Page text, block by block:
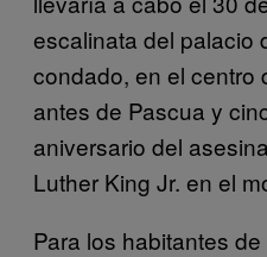
escalinata del palacio
condado, en el centro
antes de Pascua y
aniversario del
Luther King Jr. en el
Para los habitantes